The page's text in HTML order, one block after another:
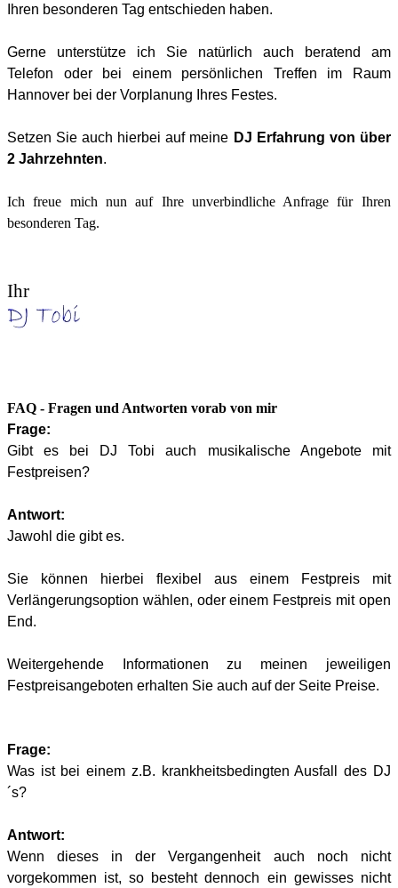
Ihren besonderen Tag entschieden haben.
Gerne unterstütze ich Sie natürlich auch beratend am
Telefon oder bei einem persönlichen Treffen im Raum
Hannover bei der Vorplanung Ihres Festes.
Setzen Sie auch hierbei auf meine DJ Erfahrung von über
2 Jahrzehnten.
Ich freue mich nun auf Ihre unverbindliche Anfrage für Ihren
besonderen Tag.
Ihr
FAQ - Fragen und Antworten vorab von mir
Frage:
Gibt es bei DJ Tobi auch musikalische Angebote mit
Festpreisen?
Antwort:
Jawohl die gibt es.
Sie können hierbei flexibel aus einem Festpreis mit
Verlängerungsoption wählen, oder einem Festpreis mit open
End.
Weitergehende Informationen zu meinen jeweiligen
Festpreisangeboten erhalten Sie auch auf der Seite Preise.
Frage:
Was ist bei einem z.B. krankheitsbedingten Ausfall des DJ
´s?
Antwort:
Wenn dieses in der Vergangenheit auch noch nicht
vorgekommen ist, so besteht dennoch ein gewisses nicht